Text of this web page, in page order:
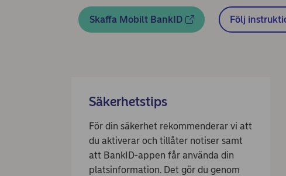
Skaffa Mobilt BankID Följ
Säkerhetstips
För din säkerhet rekommenderar vi att
du aktiverar och tillåter notiser samt
att BankID-appen får använda din
platsinformation. Det gör du genom